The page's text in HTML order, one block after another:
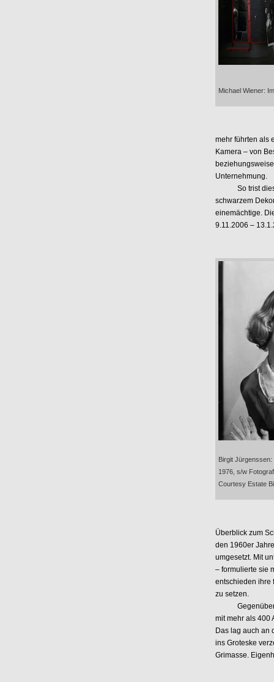
Michael Wiener:
mehr führten als
Kamera – von
Unternehmung.
So trist diese
schwarzem
einemächtige.
9.11.2006 –
Birgit Jürgenssen:
1976, s/w
Courtesy Estate
Überblick zum
den 1960er
umgesetzt. Mit
– formulierte sie
entschieden ihre
zu setzen.
Gegenüber
mit mehr als 400
Das lag auch an
ins Groteske
Grimasse.